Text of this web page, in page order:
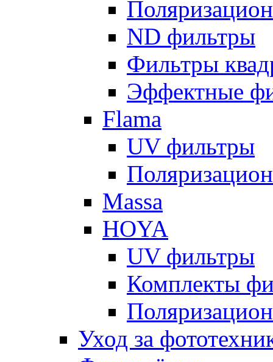
ND фильтры
Фильтры
Эффектные
Flama
UV фильтры
Massa
HOYA
UV фильтры
Комплекты
Уход за